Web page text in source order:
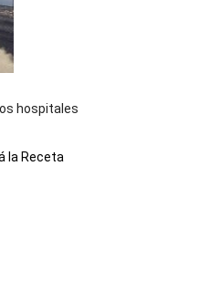
hospitales
la Receta